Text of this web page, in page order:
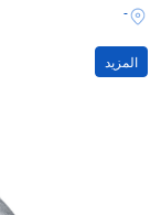
-
المزيد